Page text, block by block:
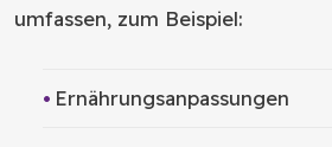
umfassen, zum Beispiel:
Ernährungsanpassungen